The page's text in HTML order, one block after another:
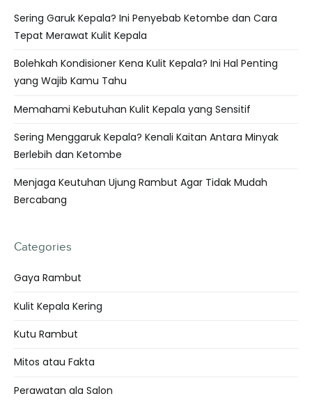
Sering Garuk Kepala? Ini Penyebab Ketombe dan Cara
Tepat Merawat Kulit Kepala
Bolehkah Kondisioner Kena Kulit Kepala? Ini Hal Penting
yang Wajib Kamu Tahu
Memahami Kebutuhan Kulit Kepala yang Sensitif
Sering Menggaruk Kepala? Kenali Kaitan Antara Minyak
Berlebih dan Ketombe
Menjaga Keutuhan Ujung Rambut Agar Tidak Mudah
Bercabang
Categories
Gaya Rambut
Kulit Kepala Kering
Kutu Rambut
Mitos atau Fakta
Perawatan ala Salon